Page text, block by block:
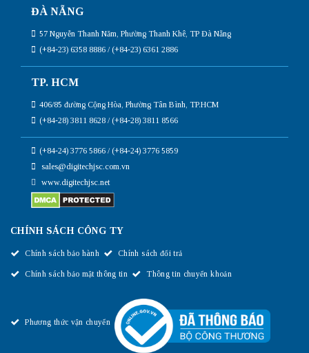
ĐÀ NẴNG
57 Nguyễn Thanh Năm, Phường Thanh Khê, TP Đà Nẵng
(+84-23) 6358 8886 / (+84-23) 6361 2886
TP. HCM
406/85 đường Cộng Hòa, Phường Tân Bình, TP.HCM
(+84-28) 3811 8628 / (+84-28) 3811 8566
(+84-24) 3776 5866 / (+84-24) 3776 5859
sales@digitechjsc.com.vn
www.digitechjsc.net
CHÍNH SÁCH CÔNG TY
Chính sách bảo hành Chính sách đổi trả
Chính sách bảo mật thông tin Thông tin chuyển khoản
Phương thức vận chuyển